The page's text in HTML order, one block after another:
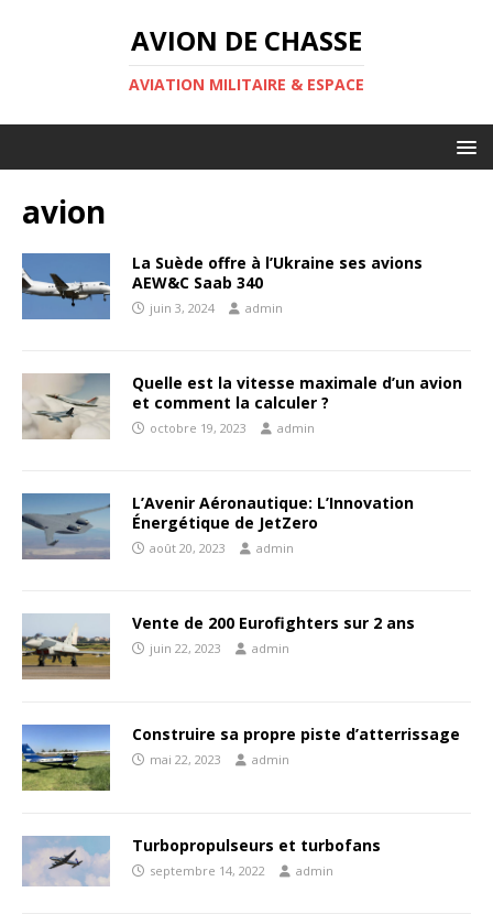
AVION DE CHASSE
AVIATION MILITAIRE & ESPACE
avion
La Suède offre à l’Ukraine ses avions
AEW&C Saab 340
juin 3, 2024 admin
Quelle est la vitesse maximale d’un avion
et comment la calculer ?
octobre 19, 2023 admin
L’Avenir Aéronautique: L’Innovation
Énergétique de JetZero
août 20, 2023 admin
Vente de 200 Eurofighters sur 2 ans
juin 22, 2023 admin
Construire sa propre piste d’atterrissage
mai 22, 2023 admin
Turbopropulseurs et turbofans
septembre 14, 2022 admin